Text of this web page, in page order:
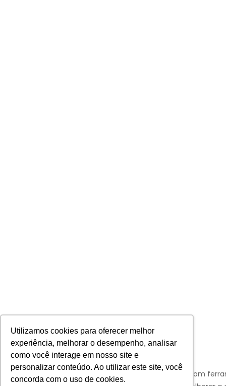
Utilizamos cookies para oferecer melhor
experiência, melhorar o desempenho, analisar
como você interage em nosso site e
personalizar conteúdo. Ao utilizar este site, você
concorda com o uso de cookies.
Aviso:
Nós da Franco Bachot utilizamos de cookies com